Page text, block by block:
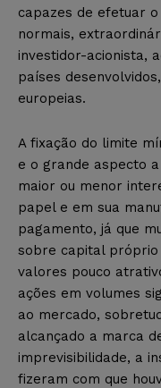
capazes de efetuar
normais,
investidor-acionista,
países
europeias.
A fixação do limite
e o grande aspecto
maior ou menor
papel e em sua
pagamento, já que
sobre capital próprio
valores pouco
ações em volumes
ao mercado,
alcançado a marca
imprevisibilidade, a
fizeram com que